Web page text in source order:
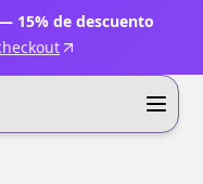
15% de descuento